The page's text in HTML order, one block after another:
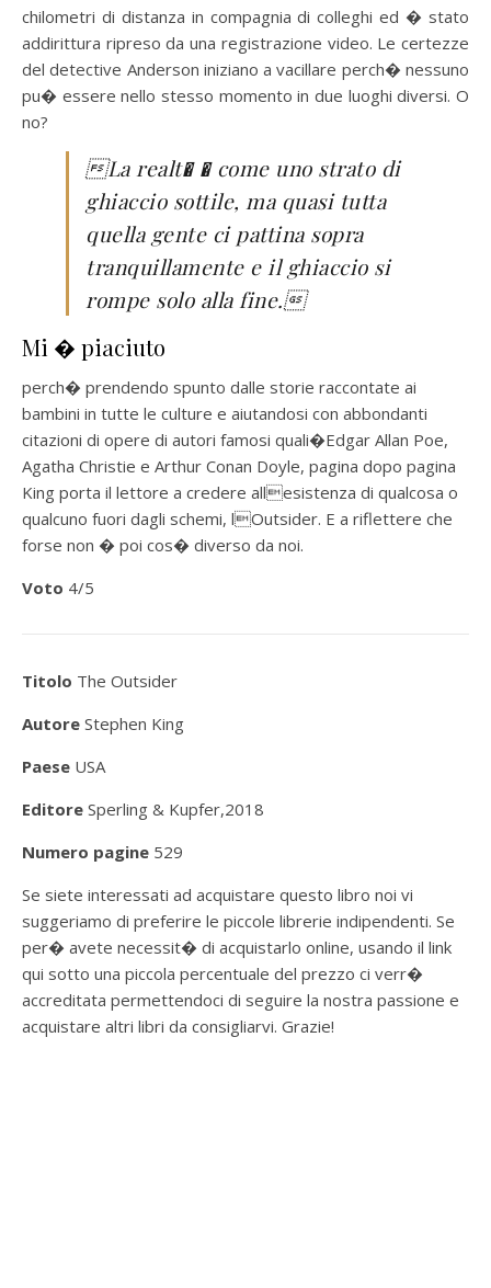
chilometri di distanza in compagnia di colleghi ed � stato
addirittura ripreso da una registrazione video. Le certezze
del detective Anderson iniziano a vacillare perch� nessuno
pu� essere nello stesso momento in due luoghi diversi. O
no?
La realt� � come uno strato di
ghiaccio sottile, ma quasi tutta
quella gente ci pattina sopra
tranquillamente e il ghiaccio si
rompe solo alla fine.
Mi � piaciuto
perch� prendendo spunto dalle storie raccontate ai
bambini in tutte le culture e aiutandosi con abbondanti
citazioni di opere di autori famosi quali�Edgar Allan Poe,
Agatha Christie e Arthur Conan Doyle, pagina dopo pagina
King porta il lettore a credere allesistenza di qualcosa o
qualcuno fuori dagli schemi, lOutsider. E a riflettere che
forse non � poi cos� diverso da noi.
Voto 4/5
Titolo The Outsider
Autore Stephen King
Paese USA
Editore Sperling & Kupfer,2018
Numero pagine 529
Se siete interessati ad acquistare questo libro noi vi
suggeriamo di preferire le piccole librerie indipendenti. Se
per� avete necessit� di acquistarlo online, usando il link
qui sotto una piccola percentuale del prezzo ci verr�
accreditata permettendoci di seguire la nostra passione e
acquistare altri libri da consigliarvi. Grazie!